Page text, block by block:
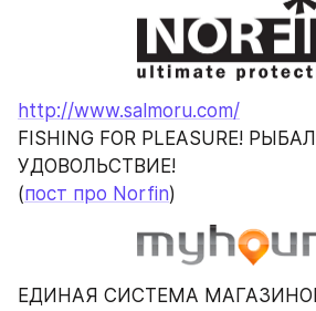
http://www.salmoru.com/
FISHING FOR PLEASURE!
УДОВОЛЬСТВИЕ!
(пост про Norfin)
ЕДИНАЯ СИСТЕМА